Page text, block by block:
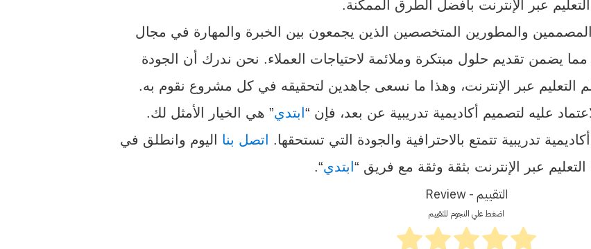
التعليم عبر الإنترنت بأفضل الطرق الممكنة.
والمطورين المتخصصين الذين يجمعون بين الخبرة والمهارة في مجال
يضمن تقديم حلول مبتكرة وملائمة لاحتياجات العملاء. نحن ندرك أن الجودة
التعليم عبر الإنترنت، وهذا ما نسعى جاهدين لتحقيقه في كل مشروع نقوم به.
عليه لتصميم أكاديمية تدريبية عن بعد، فإن “ ابتدي” هي الخيار الأمثل لك.
تدريبية تتمتع بالاحترافية والجودة التي تستحقها.
اتصل بنا اليوم وانطلق في
عبر الإنترنت بثقة وثقة مع فريق “ابتدي“.
التقييم - Review
اضغط علي النجوم للتقييم